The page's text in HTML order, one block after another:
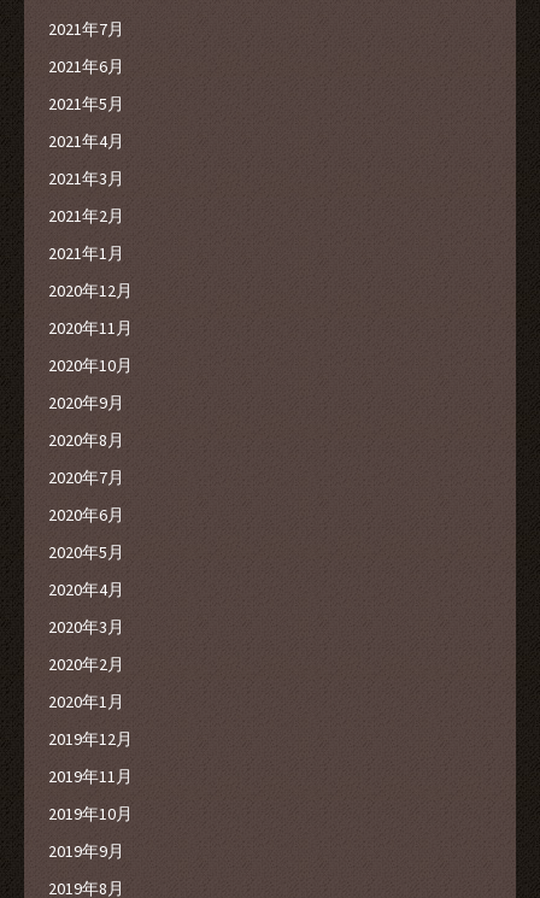
2021年7月
2021年6月
2021年5月
2021年4月
2021年3月
2021年2月
2021年1月
2020年12月
2020年11月
2020年10月
2020年9月
2020年8月
2020年7月
2020年6月
2020年5月
2020年4月
2020年3月
2020年2月
2020年1月
2019年12月
2019年11月
2019年10月
2019年9月
2019年8月